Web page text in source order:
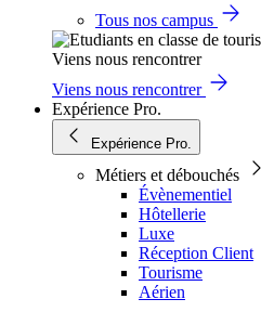
Tous nos campus
Viens nous rencontrer
Viens nous rencontrer
Expérience Pro.
Expérience Pro.
Métiers et débouchés
Évènementiel
Hôtellerie
Luxe
Réception Client
Tourisme
Aérien